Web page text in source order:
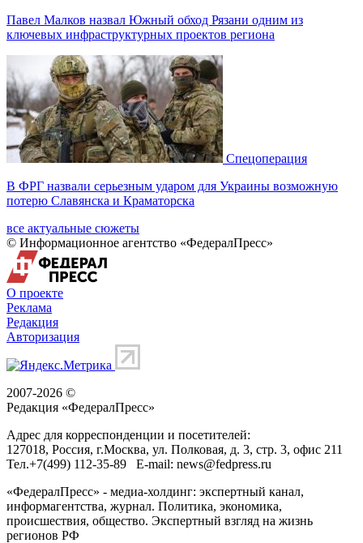
Павел Малков назвал Южный обход Рязани одним из
ключевых инфраструктурных проектов региона
Спецоперация
В ФРГ назвали серьезным ударом для Украины возможную
потерю Славянска и Краматорска
все актуальные сюжеты
© Информационное агентство «ФедералПресс»
О проекте
Реклама
Редакция
Авторизация
2007-2026 ©
Редакция «ФедералПресс»
Адрес для корреспонденции и посетителей:
127018, Россия, г.Москва, ул. Полковая, д. 3, стр. 3, офис 211
Тел.+7(499) 112-35-89 E-mail: news@fedpress.ru
«ФедералПресс» - медиа-холдинг: экспертный канал,
информагентства, журнал. Политика, экономика,
происшествия, общество. Экспертный взгляд на жизнь
регионов РФ